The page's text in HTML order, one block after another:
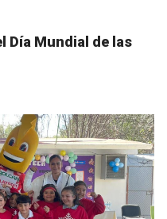
Día Mundial de las